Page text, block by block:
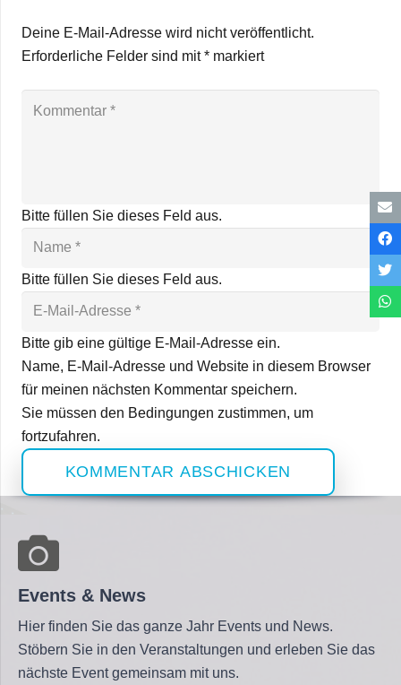
Deine E-Mail-Adresse wird nicht veröffentlicht.
Erforderliche Felder sind mit* markiert
Bitte füllen Sie dieses Feld aus.
Bitte füllen Sie dieses Feld aus.
Bitte gib eine gültige E-Mail-Adresse ein.
Name, E-Mail-Adresse und Website in diesem Browser
für meinen nächsten Kommentar speichern.
Sie müssen den Bedingungen zustimmen, um
fortzufahren.
KOMMENTAR ABSCHICKEN
Events & News
Hier finden Sie das ganze Jahr Events und News.
Stöbern Sie in den Veranstaltungen und erleben Sie das
nächste Event gemeinsam mit uns.